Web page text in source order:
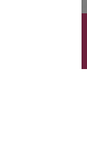
งการอำนวยความ